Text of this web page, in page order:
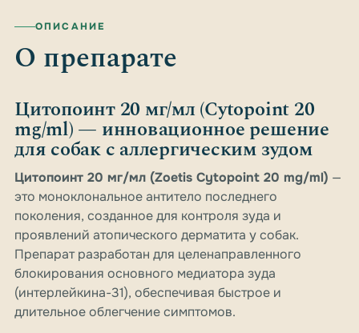
ОПИСАНИЕ
О препарате
Цитопоинт 20 мг/мл (Cytopoint 20
mg/ml) — инновационное решение
для собак с аллергическим зудом
Цитопоинт 20 мг/мл (Zoetis Cytopoint 20 mg/ml) —
это моноклональное антитело последнего
поколения, созданное для контроля зуда и
проявлений атопического дерматита у собак.
Препарат разработан для целенаправленного
блокирования основного медиатора зуда
(интерлейкина-31), обеспечивая быстрое и
длительное облегчение симптомов.